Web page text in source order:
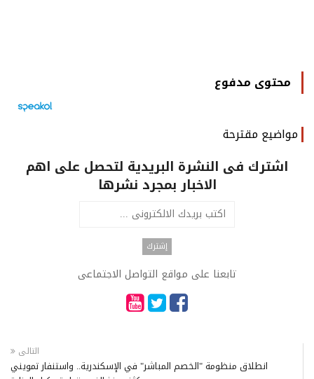
محتوى مدفوع
مواضيع مقترحة
اشترك فى النشرة البريدية لتحصل على اهم
الاخبار بمجرد نشرها
تابعنا على مواقع التواصل الاجتماعى
التالى
انطلاق منظومة "الخصم المباشر" في الإسكندرية.. واستنفار تمويني